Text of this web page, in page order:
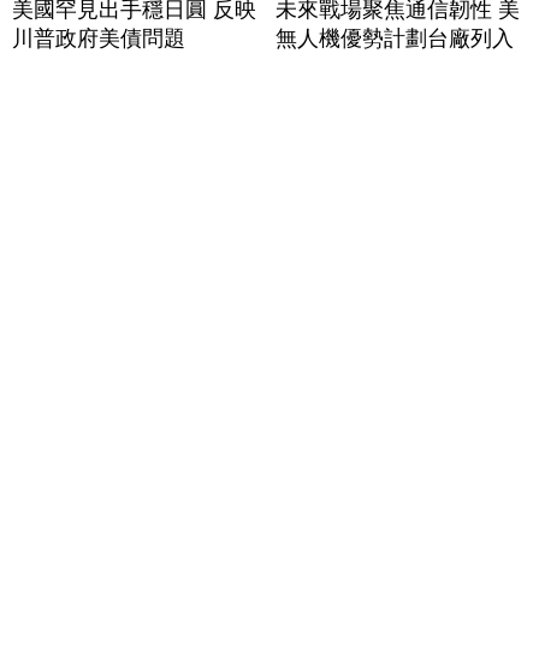
美國罕見出手穩日圓 反映
川普政府美債問題
未來戰場聚焦通信韌性 美
無人機優勢計劃台廠列入